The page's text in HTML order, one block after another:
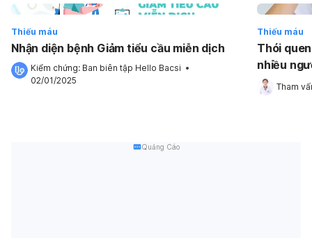
Thiếu máu
Nhận diện bệnh Giảm tiểu cầu miễn dịch
Kiểm chứng: Ban biên tập Hello Bacsi •
02/01/2025
Thiếu máu
Thói
nhiều
Tham
Quảng Cáo